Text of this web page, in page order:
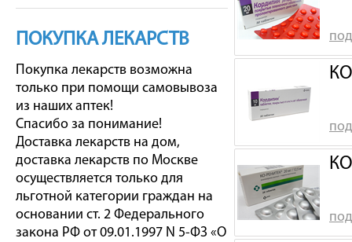
ПОКУПКА ЛЕКАРСТВ
Покупка лекарств возможна
только при помощи самовывоза
из наших аптек!
Спасибо за понимание!
Доставка лекарств на дом,
доставка лекарств по Москве
осуществляется только для
льготной категории граждан на
основании ст. 2 Федерального
закона РФ от 09.01.1997 N 5-ФЗ «О